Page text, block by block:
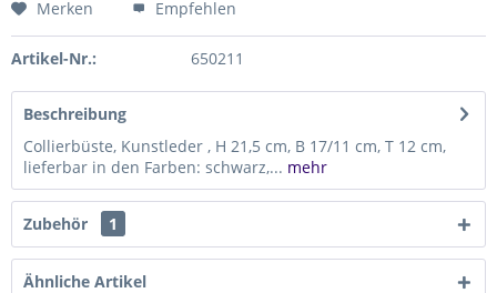
Merken Empfehlen
Artikel-Nr.: 650211
Beschreibung
Collierbüste, Kunstleder , H 21,5 cm, B 17/11 cm, T 12 cm,
lieferbar in den Farben: schwarz,... mehr
Zubehör 1
Ähnliche Artikel